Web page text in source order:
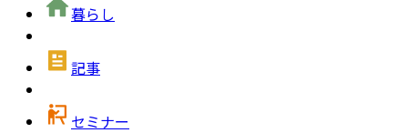
暮らし
記事
セミナー